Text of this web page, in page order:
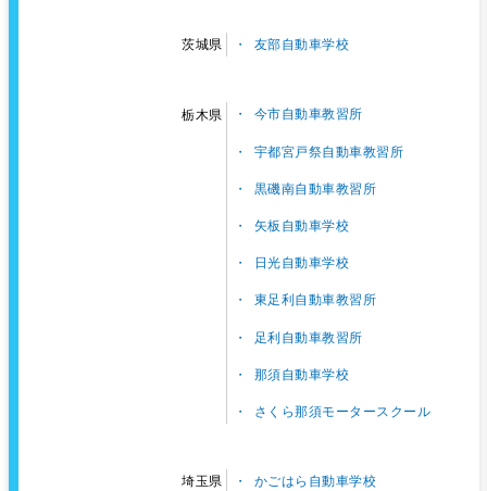
茨城県 友部自動車学校
栃木県 今市自動車教習所
宇都宮戸祭自動車教習所
黒磯南自動車教習所
矢板自動車学校
日光自動車学校
東足利自動車教習所
足利自動車教習所
那須自動車学校
さくら那須モータースクール
埼玉県 かごはら自動車学校